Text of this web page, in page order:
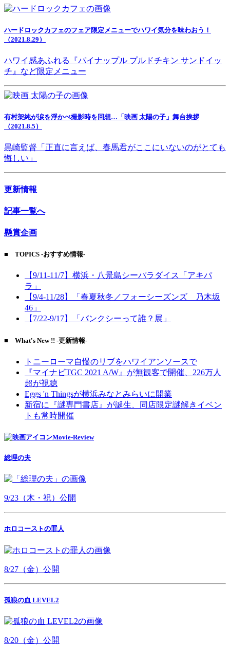
ハードロックカフェのフェア限定メニューでハワイ気分を味わおう！
（2021.8.29）
ハワイ感あふれる『パイナップル プルドチキン サンドイッ
チ』など限定メニュー
有村架純が涙を浮かべ撮影時を回想…「映画 太陽の子」舞台挨拶
（2021.8.5）
黒崎監督「正直に言えば、春馬君がここにいないのがとても
悔しい」
更新情報
記事一覧へ
懸賞企画
■ TOPICS -おすすめ情報-
【9/11-11/7】横浜・八景島シーパラダイス「アキパ
ラ」
【9/4-11/28】「春夏秋冬／フォーシーズンズ 乃木坂
46」
【7/22-9/17】「バンクシーって誰？展」
■ What's New !! -更新情報-
トニーローマ自慢のリブをハワイアンソースで
『マイナビTGC 2021 A/W』が無観客で開催、226万人
超が視聴
Eggs 'n Thingsが横浜みなとみらいに開業
新宿に『謎専門書店』が誕生、同店限定謎解きイベン
トも常時開催
Movie-Review
総理の夫
9/23（木・祝）公開
ホロコーストの罪人
8/27（金）公開
孤狼の血 LEVEL2
8/20（金）公開